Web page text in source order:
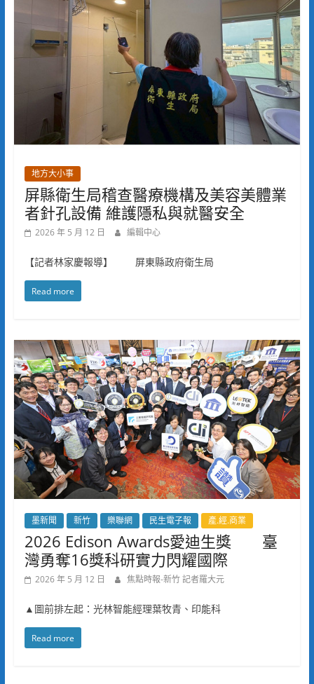
地方大小事
屏縣衛生局稽查醫療機構及美容美體業
者針孔設備 維護隱私與就醫安全
2026 年 5 月 12 日 編輯中心
【記者林家慶報導】 屏東縣政府衛生局
Read more
墨新聞 新竹 樂聯網 民生電子報 產.經.商業
2026 Edison Awards愛迪生獎 臺
灣勇奪16獎科研實力閃耀國際
2026 年 5 月 12 日 焦點時報-新竹 記者羅大元
▲圖前排左起：光林智能經理葉牧青、印能科
Read more